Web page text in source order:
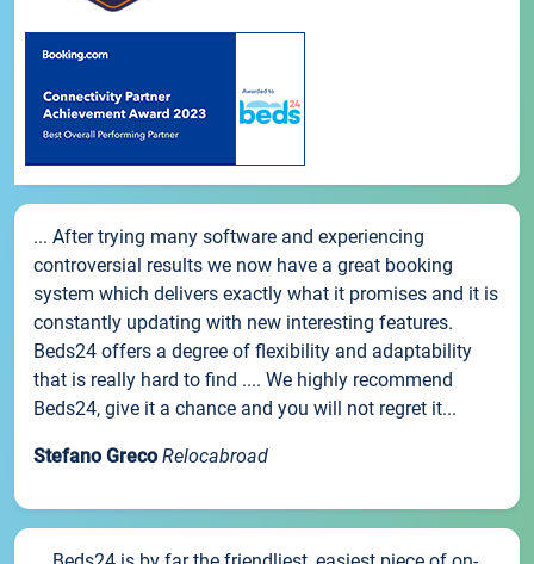
... After trying many software and experiencing
controversial results we now have a great booking
system which delivers exactly what it promises and it is
constantly updating with new interesting features.
Beds24 offers a degree of flexibility and adaptability
that is really hard to find .... We highly recommend
Beds24, give it a chance and you will not regret it...
Stefano Greco Relocabroad